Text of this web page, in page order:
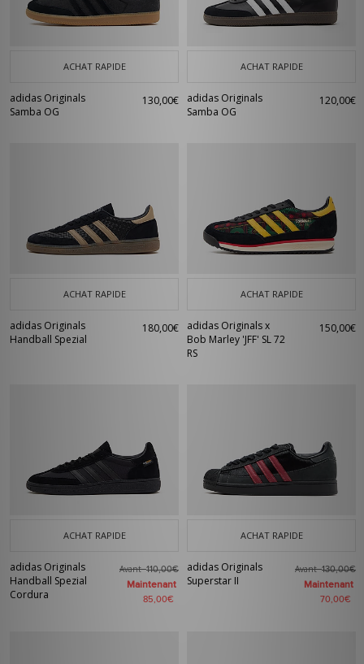
ACHAT RAPIDE
adidas Originals
Samba OG
130,00€
ACHAT RAPIDE
adidas Originals
Samba OG
120,00€
ACHAT RAPIDE
adidas Originals
Handball Spezial
180,00€
ACHAT RAPIDE
adidas Originals x
Bob Marley 'JFF' SL 72
RS
150,00€
ACHAT RAPIDE
adidas Originals
Handball Spezial
Cordura
Avant110,00€
Maintenant
85,00€
ACHAT RAPIDE
adidas Originals
Superstar II
Avant130,00€
Maintenant
70,00€